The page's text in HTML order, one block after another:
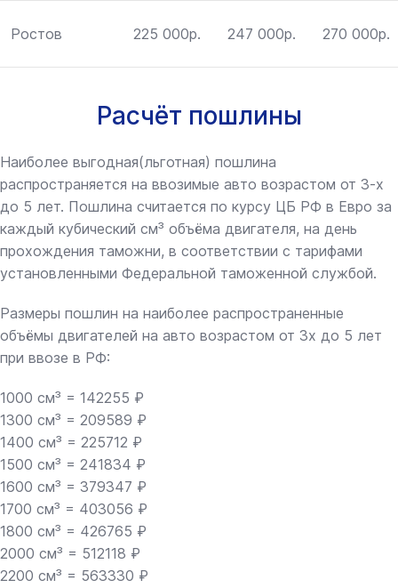
Ростов 225 000р. 247 000р. 270 000р.
Расчёт пошлины
Наиболее выгодная(льготная) пошлина
распространяется на ввозимые авто возрастом от 3-х
до 5 лет. Пошлина считается по курсу ЦБ РФ в Евро за
каждый кубический см³ объёма двигателя, на день
прохождения таможни, в соответствии с тарифами
установленными Федеральной таможенной службой.
Размеры пошлин на наиболее распространенные
объёмы двигателей на авто возрастом от 3х до 5 лет
при ввозе в РФ:
1000 см³ = 142255 ₽
1300 см³ = 209589 ₽
1400 см³ = 225712 ₽
1500 см³ = 241834 ₽
1600 см³ = 379347 ₽
1700 см³ = 403056 ₽
1800 см³ = 426765 ₽
2000 см³ = 512118 ₽
2200 см³ = 563330 ₽